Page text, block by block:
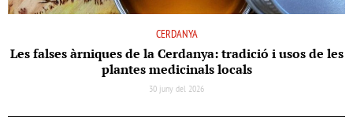
CERDANYA
Les falses àrniques de la Cerdanya: tradició i usos de les
plantes medicinals locals
30 juny del 2026